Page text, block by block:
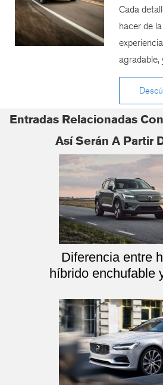
Cada
hacer de
agradable,
Entradas Relacionadas
Así Serán A Partir
Diferencia entre
híbrido enchufable